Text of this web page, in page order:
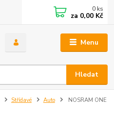
Menu
Hledat
0 ks
za 0,00 Kč
Střídavé Auto
NOSRAM ONE